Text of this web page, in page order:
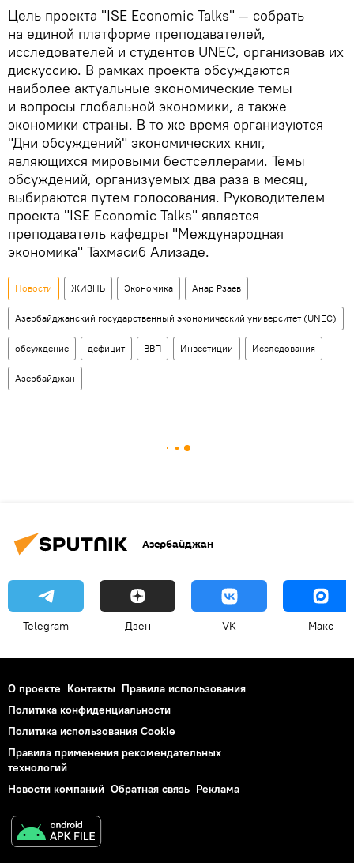
Цель проекта "ISE Economic Talks" — собрать
на единой платформе преподавателей,
исследователей и студентов UNEC, организовав их
дискуссию. В рамках проекта обсуждаются
наиболее актуальные экономические темы
и вопросы глобальной экономики, а также
экономики страны. В то же время организуются
"Дни обсуждений" экономических книг,
являющихся мировыми бестселлерами. Темы
обсуждений, организуемых два раза в месяц,
выбираются путем голосования. Руководителем
проекта "ISE Economic Talks" является
преподаватель кафедры "Международная
экономика" Тахмасиб Ализаде.
Новости ЖИЗНЬ Экономика Анар Рзаев
Азербайджанский государственный экономический университет (UNEC)
обсуждение дефицит ВВП Инвестиции Исследования
Азербайджан
Азербайджан
Telegram Дзен VK Макс
О проекте Контакты Правила использования
Политика конфиденциальности
Политика использования Cookie
Правила применения рекомендательных
технологий
Новости компаний Обратная связь Реклама